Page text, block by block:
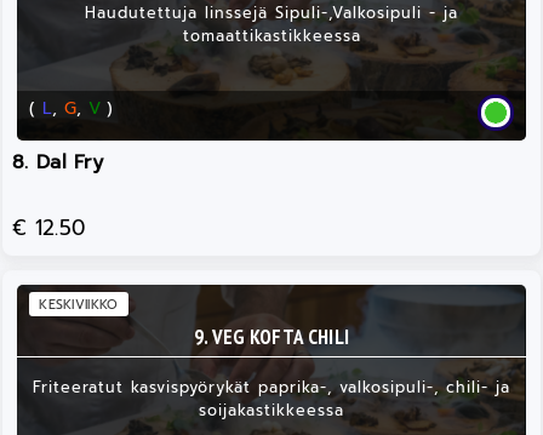
Haudutettuja linssejä Sipuli-,Valkosipuli - ja
tomaattikastikkeessa
( L, G, V )
8. Dal Fry
€ 12.50
9. VEG KOFTA CHILI
Friteeratut kasvispyörykät paprika-, valkosipuli-, chili- ja
soijakastikkeessa
KESKIVIIKKO